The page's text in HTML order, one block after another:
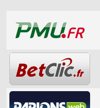
LES STADES
HISTORIQUE
COUPE DES